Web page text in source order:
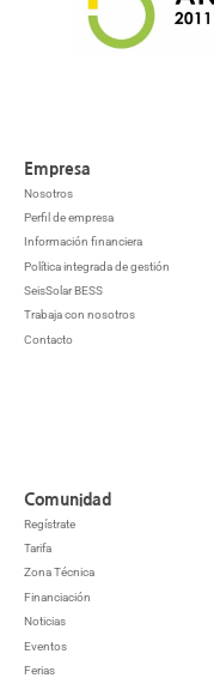
Empresa
Nosotros
Perfil de empresa
Información financiera
Política integrada de gestión
SeisSolar BESS
Trabaja con nosotros
Contacto
Comunidad
Regístrate
Tarifa
Zona Técnica
Financiación
Noticias
Eventos
Ferias